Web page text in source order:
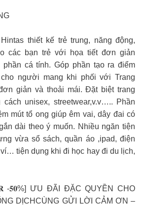
thiết kế trẻ trung, năng động,
các bạn trẻ với họa tiết đơn giản
phần cá tính. Góp phần tạo ra điểm
người mang khi phối với Trang
giản và thoải mái. Đặt biệt trang
cách unisex, streetwear,v.v….. Phần
mút tổ ong giúp êm vai, dây đai có
dài theo ý muốn. Nhiều ngăn tiện
vừa sổ sách, quần áo ,ipad, điện
tiện dụng khi đi học hay đi du lịch,
ƯU ĐÃI ĐẶC QUYỀN CHO
DỊCHCÙNG GỬI LỜI CẢM ƠN –